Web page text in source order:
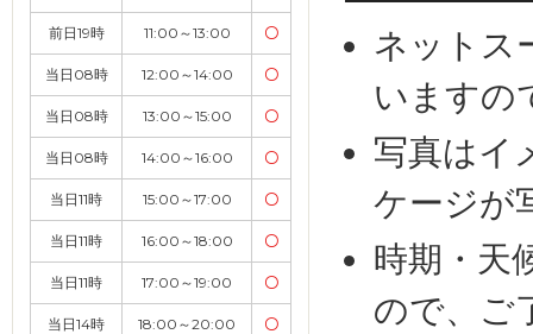
前日19時 11:00～13:00 〇
当日08時 12:00～14:00 〇
当日08時 13:00～15:00 〇
当日08時 14:00～16:00 〇
当日11時 15:00～17:00 〇
当日11時 16:00～18:00 〇
当日11時 17:00～19:00 〇
当日14時 18:00～20:00 〇
ネットス
いますの
写真はイ
ケージが
時期・天
ので、ご